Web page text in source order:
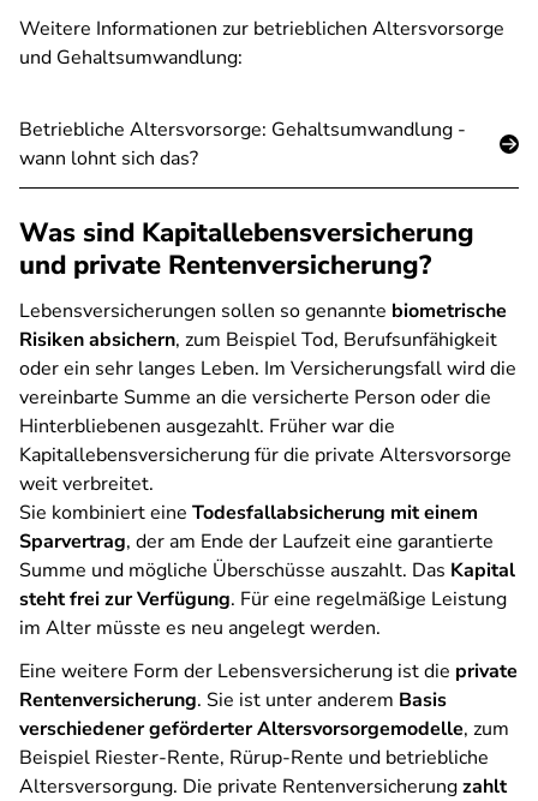
Weitere Informationen zur betrieblichen Altersvorsorge
und Gehaltsumwandlung:
Betriebliche Altersvorsorge: Gehaltsumwandlung -
wann lohnt sich das?
Was sind Kapitallebensversicherung
und private Rentenversicherung?
Lebensversicherungen sollen so genannte biometrische
Risiken absichern, zum Beispiel Tod, Berufsunfähigkeit
oder ein sehr langes Leben. Im Versicherungsfall wird die
vereinbarte Summe an die versicherte Person oder die
Hinterbliebenen ausgezahlt. Früher war die
Kapitallebensversicherung für die private Altersvorsorge
weit verbreitet.
Sie kombiniert eine Todesfallabsicherung mit einem
Sparvertrag, der am Ende der Laufzeit eine garantierte
Summe und mögliche Überschüsse auszahlt. Das Kapital
steht frei zur Verfügung. Für eine regelmäßige Leistung
im Alter müsste es neu angelegt werden.
Eine weitere Form der Lebensversicherung ist die private
Rentenversicherung. Sie ist unter anderem Basis
verschiedener geförderter Altersvorsorgemodelle, zum
Beispiel Riester-Rente, Rürup-Rente und betriebliche
Altersversorgung. Die private Rentenversicherungzahlt